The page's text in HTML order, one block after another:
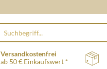
Versandkostenfrei
ab 50 € Einkaufswert *